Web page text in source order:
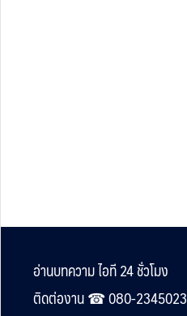
Footer
อ่านบทความ ไอที 24 ชั่วโมง
ติดต่องาน ☎︎ 080-2345023